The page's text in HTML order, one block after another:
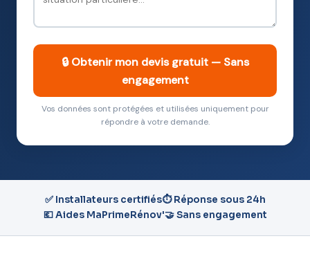
🔒 Obtenir mon devis gratuit — Sans
engagement
Vos données sont protégées et utilisées uniquement pour
répondre à votre demande.
✅ Installateurs certifiés⏱️ Réponse sous 24h
💶 Aides MaPrimeRénov'🤝 Sans engagement